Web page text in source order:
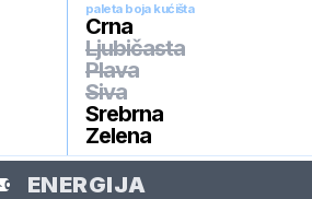
paleta boja kućišta
Crna
Ljubičasta
Plava
Siva
Srebrna
Zelena
ENERGIJA